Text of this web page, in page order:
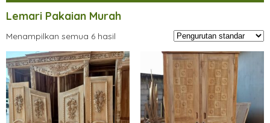
Lemari Pakaian Murah
Menampilkan semua 6 hasil